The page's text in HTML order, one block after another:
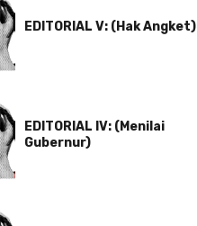
EDITORIAL V: (Hak Angket)
EDITORIAL IV: (Menilai
Gubernur)